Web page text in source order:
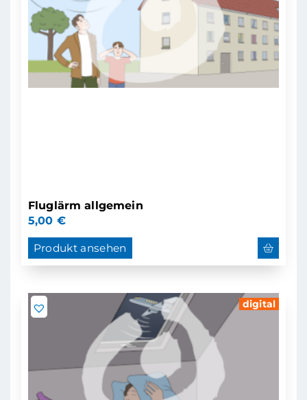
Fluglärm allgemein
5,00 €
Produkt ansehen
digital